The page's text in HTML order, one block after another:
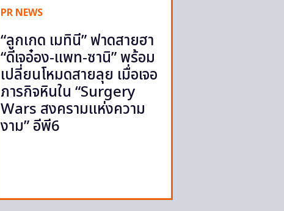
PR NEWS
“ลูกเกด เมทินี” ฟาดสายฮา
“ดีเจอ๋อง-แพท-ซานิ” พร้อม
เปลี่ยนโหมดสายลุย เมื่อเจอ
ภารกิจหินใน “Surgery
Wars สงครามแห่งความ
งาม” อีพี6